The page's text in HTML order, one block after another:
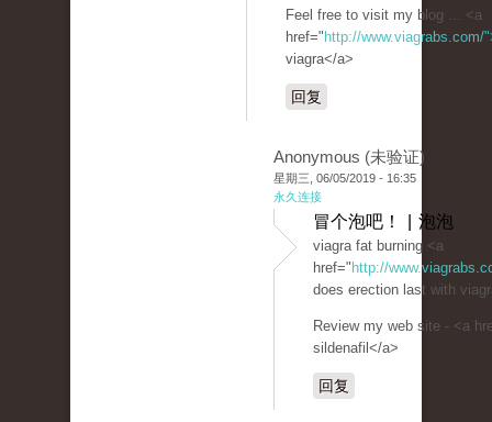
Feel free to visit my blog ... <a
href=" http://www.viagrabs.com/
viagra</a>
回复
Anonymous (未验证)
星期三, 06/05/2019 - 16:35
永久连接
冒个泡吧！ | 泡泡
viagra fat burning <a
href=" http://
does erection last with
Review my web site - <a
sildenafil</a>
回复